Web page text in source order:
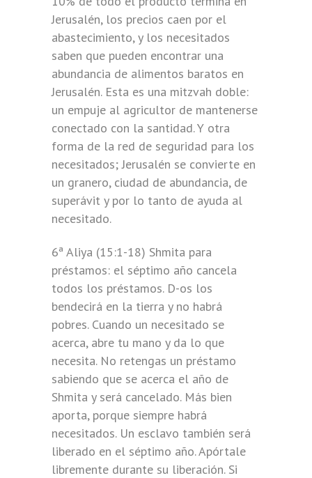
Jerusalén, los precios caen por el
abastecimiento, y los necesitados
saben que pueden encontrar una
abundancia de alimentos baratos en
Jerusalén. Esta es una mitzvah doble:
un empuje al agricultor de mantenerse
conectado con la santidad. Y otra
forma de la red de seguridad para los
necesitados; Jerusalén se convierte en
un granero, ciudad de abundancia, de
superávit y por lo tanto de ayuda al
necesitado.
6ª Aliya (15:1-18) Shmita para
préstamos: el séptimo año cancela
todos los préstamos. D-os los
bendecirá en la tierra y no habrá
pobres. Cuando un necesitado se
acerca, abre tu mano y da lo que
necesita. No retengas un préstamo
sabiendo que se acerca el año de
Shmita y será cancelado. Más bien
aporta, porque siempre habrá
necesitados. Un esclavo también será
liberado en el séptimo año. Apórtale
libremente durante su liberación. Si